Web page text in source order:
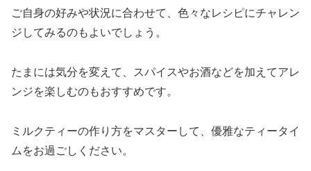
ご自身の好みや状況に合わせて、色々なレシピにチャレン
ジしてみるのもよいでしょう。
たまには気分を変えて、スパイスやお酒などを加えてアレ
ンジを楽しむのもおすすめです。
ミルクティーの作り方をマスターして、優雅なティータイ
ムをお過ごしください。